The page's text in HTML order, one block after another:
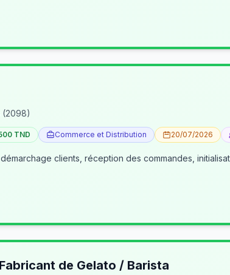
(2098)
TND Commerce et Distribution 20/07/2026
clients, réception des commandes,
de Gelato / Barista